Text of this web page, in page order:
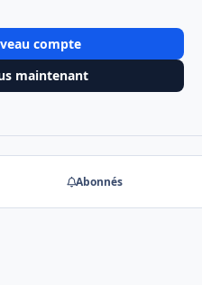
compte
maintenant
Abonnés